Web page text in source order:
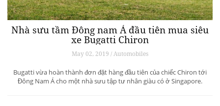
Nhà sưu tầm Đông nam Á đầu tiên mua siêu
xe Bugatti Chiron
May 02, 2019 / Automobiles
Bugatti vừa hoàn thành đơn đặt hàng đầu tiên của chiếc Chiron tới
Đông Nam Á cho một nhà sưu tập tư nhân giàu có ở Singapore.